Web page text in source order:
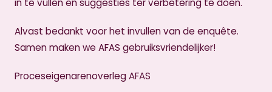
in te vullen en suggesties ter verbetering te doen.
Alvast bedankt voor het invullen van de enquête.
Samen maken we AFAS gebruiksvriendelijker!
Proceseigenarenoverleg AFAS